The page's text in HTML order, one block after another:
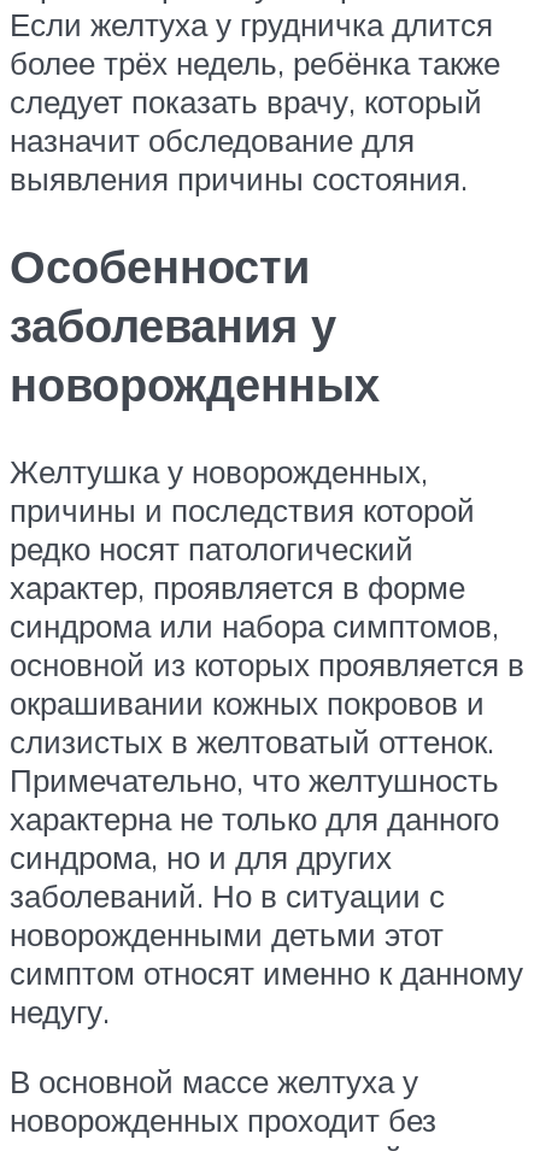
Если желтуха у грудничка длится
более трёх недель, ребёнка также
следует показать врачу, который
назначит обследование для
выявления причины состояния.
Особенности
заболевания у
новорожденных
Желтушка у новорожденных,
причины и последствия которой
редко носят патологический
характер, проявляется в форме
синдрома или набора симптомов,
основной из которых проявляется в
окрашивании кожных покровов и
слизистых в желтоватый оттенок.
Примечательно, что желтушность
характерна не только для данного
синдрома, но и для других
заболеваний. Но в ситуации с
новорожденными детьми этот
симптом относят именно к данному
недугу.
В основной массе желтуха у
новорожденных проходит без